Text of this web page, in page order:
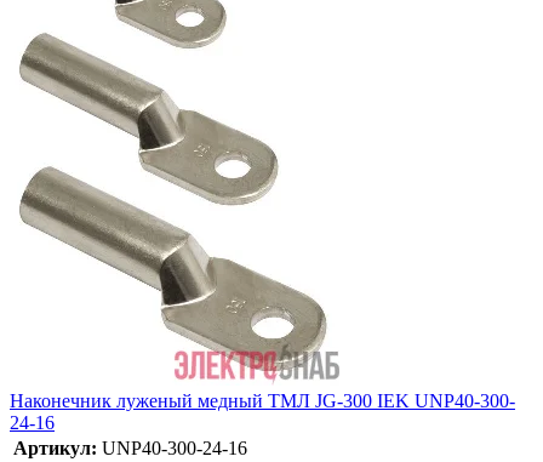
Наконечник луженый медный ТМЛ JG-300 IEK UNP40-300-
24-16
Артикул: UNP40-300-24-16